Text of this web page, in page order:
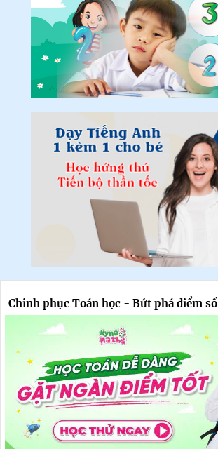
Chinh phục Toán học - Bứt phá điểm số